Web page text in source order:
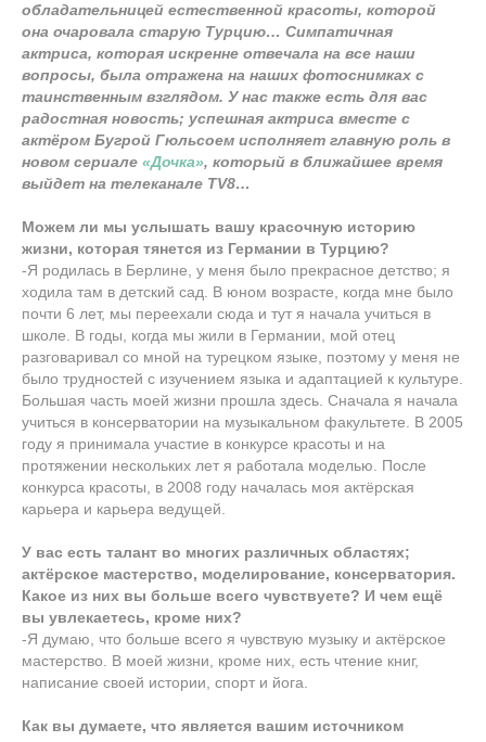
обладательницей естественной красоты, которой
она очаровала старую Турцию… Симпатичная
актриса, которая искренне отвечала на все наши
вопросы, была отражена на наших фотоснимках с
таинственным взглядом. У нас также есть для вас
радостная новость; успешная актриса вместе с
актёром Бугрой Гюльсоем исполняет главную роль в
новом сериале «Дочка», который в ближайшее время
выйдет на телеканале TV8…
Можем ли мы услышать вашу красочную историю
жизни, которая тянется из Германии в Турцию?
-Я родилась в Берлине, у меня было прекрасное детство; я
ходила там в детский сад. В юном возрасте, когда мне было
почти 6 лет, мы переехали сюда и тут я начала учиться в
школе. В годы, когда мы жили в Германии, мой отец
разговаривал со мной на турецком языке, поэтому у меня не
было трудностей с изучением языка и адаптацией к культуре.
Большая часть моей жизни прошла здесь. Сначала я начала
учиться в консерватории на музыкальном факультете. В 2005
году я принимала участие в конкурсе красоты и на
протяжении нескольких лет я работала моделью. После
конкурса красоты, в 2008 году началась моя актёрская
карьера и карьера ведущей.
У вас есть талант во многих различных областях;
актёрское мастерство, моделирование, консерватория.
Какое из них вы больше всего чувствуете? И чем ещё
вы увлекаетесь, кроме них?
-Я думаю, что больше всего я чувствую музыку и актёрское
мастерство. В моей жизни, кроме них, есть чтение книг,
написание своей истории, спорт и йога.
Как вы думаете, что является вашим источником